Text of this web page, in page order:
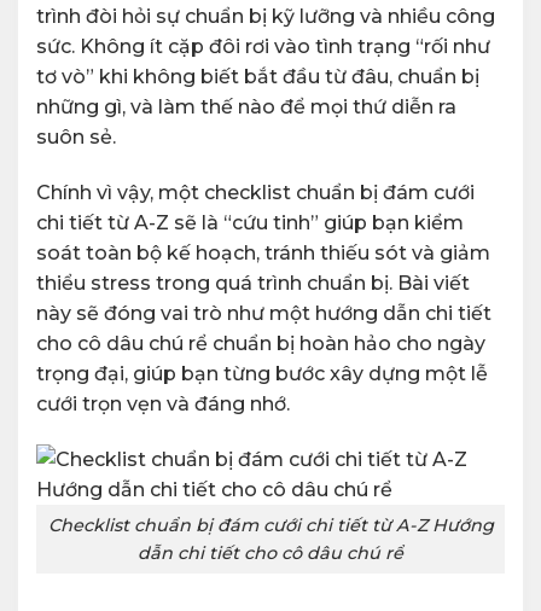
trình đòi hỏi sự chuẩn bị kỹ lưỡng và nhiều công
sức. Không ít cặp đôi rơi vào tình trạng “rối như
tơ vò” khi không biết bắt đầu từ đâu, chuẩn bị
những gì, và làm thế nào để mọi thứ diễn ra
suôn sẻ.
Chính vì vậy, một checklist chuẩn bị đám cưới
chi tiết từ A-Z sẽ là “cứu tinh” giúp bạn kiểm
soát toàn bộ kế hoạch, tránh thiếu sót và giảm
thiểu stress trong quá trình chuẩn bị. Bài viết
này sẽ đóng vai trò như một hướng dẫn chi tiết
cho cô dâu chú rể chuẩn bị hoàn hảo cho ngày
trọng đại, giúp bạn từng bước xây dựng một lễ
cưới trọn vẹn và đáng nhớ.
Checklist chuẩn bị đám cưới chi tiết từ A-Z Hướng
dẫn chi tiết cho cô dâu chú rể